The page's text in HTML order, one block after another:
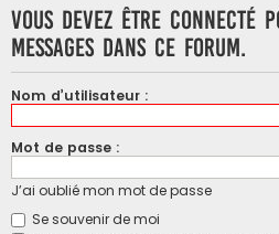
Vous devez être connecté
messages dans ce forum.
Nom d’utilisateur :
Mot de passe :
J’ai oublié mon mot de passe
Se souvenir de moi